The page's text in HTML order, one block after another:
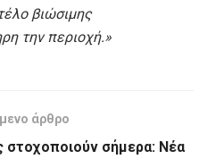
βιώσιμης
την περιοχή.»
άρθρο
στοχοποιούν σήμερα: Νέα